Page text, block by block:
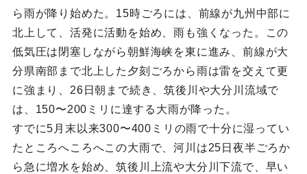
ら雨が降り始めた。15時ごろには、前線が九州中部に
北上して、活発に活動を始め、雨も強くなった。この
低気圧は閉塞しながら朝鮮海峡を東に進み、前線が大
分県南部まで北上した夕刻ごろから雨は雷を交えて更
に強まり、26日朝まで続き、筑後川や大分川流域で
は、150〜200ミリに達する大雨が降った。
すでに5月末以来300〜400ミリの雨で十分に湿ってい
たところへころへこの大雨で、河川は25日夜半ごろか
ら急に増水を始め、筑後川上流や大分川下流で、早い